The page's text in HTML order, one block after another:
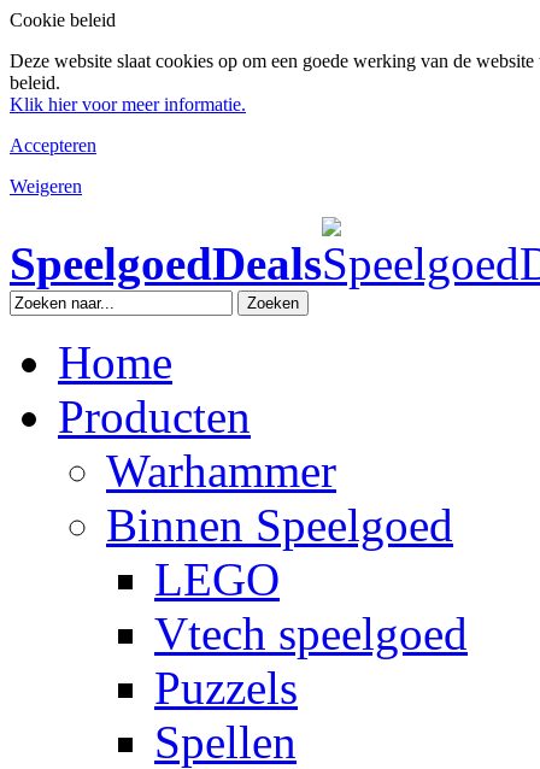
Cookie beleid
Deze website slaat cookies op om een goede werking van de
beleid.
Klik hier voor meer informatie.
Accepteren
Weigeren
SpeelgoedDeals
Zoeken
Home
Producten
Warhammer
Binnen Speelgoed
LEGO
Vtech speelgoed
Puzzels
Spellen